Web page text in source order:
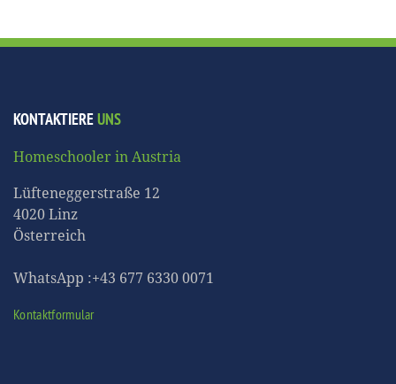
KONTAKTIEREUNS
Homeschooler in Austria
Lüfteneggerstraße 12
4020 Linz
Österreich
WhatsApp :+43 677 6330 0071
Kontaktformular